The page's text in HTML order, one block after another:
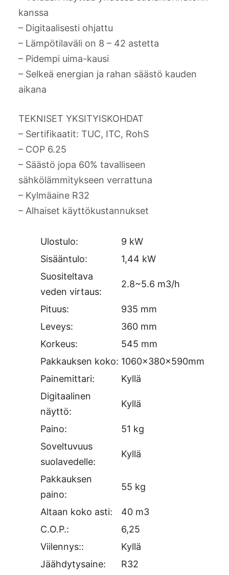
kanssa
– Digitaalisesti ohjattu
– Lämpötilaväli on 8 – 42 astetta
– Pidempi uima-kausi
– Selkeä energian ja rahan säästö kauden
aikana
TEKNISET YKSITYISKOHDAT
– Sertifikaatit: TUC, ITC, RohS
– COP 6.25
– Säästö jopa 60% tavalliseen
sähkölämmitykseen verrattuna
– Kylmäaine R32
– Alhaiset käyttökustannukset
Ulostulo:
9 kW
Sisääntulo:
1,44 kW
Suositeltava
veden virtaus:
2.8~5.6 m3/h
Pituus:
935 mm
Leveys:
360 mm
Korkeus:
545 mm
Pakkauksen koko: 1060x380x590mm
Painemittari:
Kyllä
Digitaalinen
näyttö:
Kyllä
Paino:
51 kg
Soveltuvuus
suolavedelle:
Kyllä
Pakkauksen
paino:
55 kg
Altaan koko asti:
40 m3
C.O.P.:
6,25
Viilennys::
Kyllä
Jäähdytysaine:
R32